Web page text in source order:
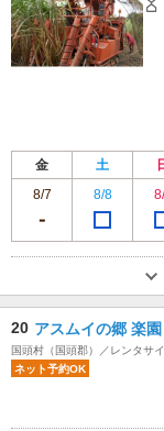
金 土
8/7
8/8
20 アスムイの郷 楽園
国頭村（国頭郡）／レンタサ
ネット予約OK